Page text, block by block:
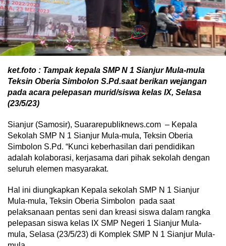
ket.foto : Tampak kepala SMP N 1 Sianjur Mula-mula
Teksin Oberia Simbolon S.Pd.saat berikan wejangan
pada acara pelepasan murid/siswa kelas IX, Selasa
(23/5/23)
Sianjur (Samosir), Suararepubliknews.com – Kepala
Sekolah SMP N 1 Sianjur Mula-mula, Teksin Oberia
Simbolon S.Pd. “Kunci keberhasilan dari pendidikan
adalah kolaborasi, kerjasama dari pihak sekolah dengan
seluruh elemen masyarakat.
Hal ini diungkapkan Kepala sekolah SMP N 1 Sianjur
Mula-mula, Teksin Oberia Simbolon pada saat
pelaksanaan pentas seni dan kreasi siswa dalam rangka
pelepasan siswa kelas IX SMP Negeri 1 Sianjur Mula-
mula, Selasa (23/5/23) di Komplek SMP N 1 Sianjur Mula-